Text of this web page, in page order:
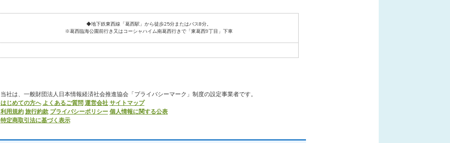
◆地下鉄東西線「葛西駅」から徒歩25分またはバス8分。
※葛西臨海公園前行き又はコーシャハイム南葛西行きで「東葛西9丁目」下車
当社は、一般財団法人日本情報経済社会推進協会「プライバシーマーク」制度の設定事業者です。
はじめての方へ よくあるご質問 運営会社 サイトマップ
利用規約 旅行約款 プライバシーポリシー 個人情報に関する公表
特定商取引法に基づく表示